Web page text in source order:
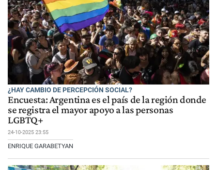
¿HAY CAMBIO DE PERCEPCIÓN SOCIAL?
Encuesta: Argentina es el país de la región donde
se registra el mayor apoyo a las personas
LGBTQ+
24-10-2025 23:55
ENRIQUE GARABETYAN